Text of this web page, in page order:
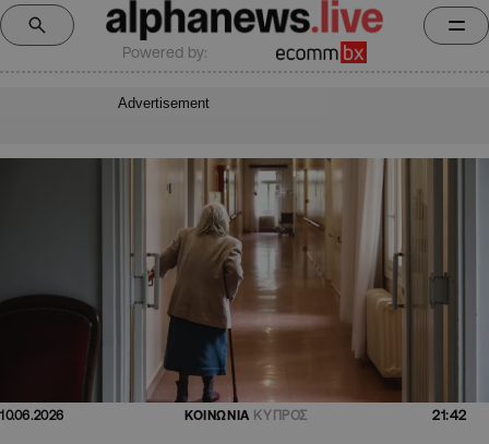
Powered by:
Advertisement
10.06.2026 ΚΟΙΝΩΝΙΑ ΚΥΠΡΟΣ 21:42